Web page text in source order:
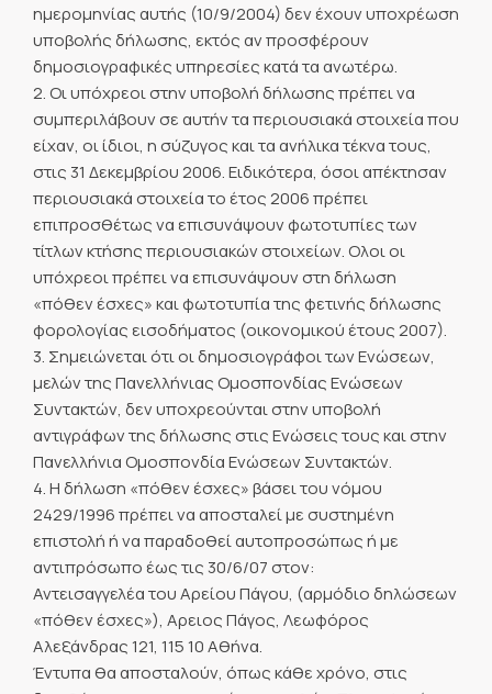
ημερομηνίας αυτής (10/9/2004) δεν έχουν υποχρέωση
υποβολής δήλωσης, εκτός αν προσφέρουν
δημοσιογραφικές υπηρεσίες κατά τα ανωτέρω.
2. Οι υπόχρεοι στην υποβολή δήλωσης πρέπει να
συμπεριλάβουν σε αυτήν τα περιουσιακά στοιχεία που
είχαν, οι ίδιοι, η σύζυγος και τα ανήλικα τέκνα τους,
στις 31 Δεκεμβρίου 2006. Ειδικότερα, όσοι απέκτησαν
περιουσιακά στοιχεία το έτος 2006 πρέπει
επιπροσθέτως να επισυνάψουν φωτοτυπίες των
τίτλων κτήσης περιουσιακών στοιχείων. Ολοι οι
υπόχρεοι πρέπει να επισυνάψουν στη δήλωση
«πόθεν έσχες» και φωτοτυπία της φετινής δήλωσης
φορολογίας εισοδήματος (οικονομικού έτους 2007).
3. Σημειώνεται ότι οι δημοσιογράφοι των Ενώσεων,
μελών της Πανελλήνιας Ομοσπονδίας Ενώσεων
Συντακτών, δεν υποχρεούνται στην υποβολή
αντιγράφων της δήλωσης στις Ενώσεις τους και στην
Πανελλήνια Ομοσπονδία Ενώσεων Συντακτών.
4. Η δήλωση «πόθεν έσχες» βάσει του νόμου
2429/1996 πρέπει να αποσταλεί με συστημένη
επιστολή ή να παραδοθεί αυτοπροσώπως ή με
αντιπρόσωπο έως τις 30/6/07 στον:
Αντεισαγγελέα του Αρείου Πάγου, (αρμόδιο δηλώσεων
«πόθεν έσχες»), Αρειος Πάγος, Λεωφόρος
Αλεξάνδρας 121, 115 10 Αθήνα.
Έντυπα θα αποσταλούν, όπως κάθε χρόνο, στις